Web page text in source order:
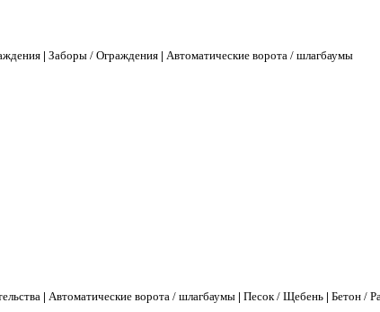
| Заборы / Ограждения | Автоматические ворота / шлагбаумы
| Автоматические ворота / шлагбаумы | Песок / Щебень | Бетон /